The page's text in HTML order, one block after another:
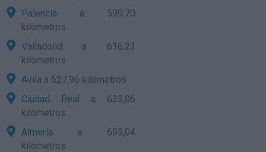
Palencia a 599,70
kilómetros
Valladolid a 616,23
kilómetros
Avila a 627,96 kilómetros
Ciudad Real a 633,06
kilómetros
Almería a 693,04
kilómetros